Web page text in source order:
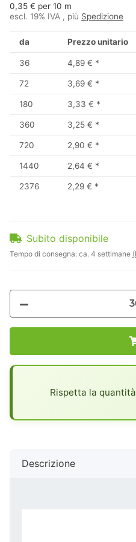
0,35 € per 10 m
escl. 19% IVA , più Spedizione
da Prezzo unitario
36 4,89 € *
72 3,69 € *
180 3,33 € *
360 3,25 € *
720 2,90 € *
1440 2,64 € *
2376 2,29 € *
Subito disponibile
Tempo di consegna: ca. 4 settimane
Rispetta la
Descrizione